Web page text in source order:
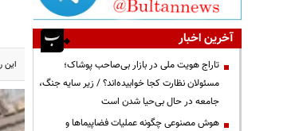
این
آخرین اخبار
تاراج هویت ملی در بازار بی‌صاحب پوشاک؛
مسئولان نظارت کجا خوابیده‌اند؟ / زیر سایه جنگ،
جامعه در حال بی‌حیا شدن است
هوش مصنوعی چگونه عملیات فضاپیماها و